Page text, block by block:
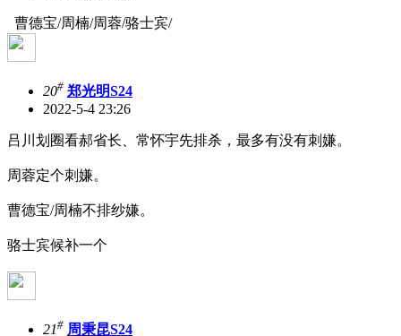
曹德宝/周楠/周蓉/骆士宾/
20# 郑光明S24
2022-5-4 23:26
吕川划圈看郝省长、常怀宇先排杀，最多有没有刺嫌。
周蓉定个刺嫌。
曹德宝/周楠不排纱嫌。
骆士宾候补一个
21# 周秉昆S24